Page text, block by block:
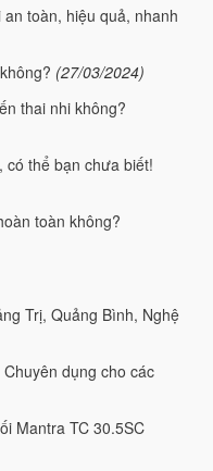
toàn, hiệu quả, nhanh
(27/03/2024)
thai nhi không?
có thể bạn chưa biết!
toàn không?
Trị, Quảng Bình, Nghệ
dụng cho các
Mantra TC 30.5SC